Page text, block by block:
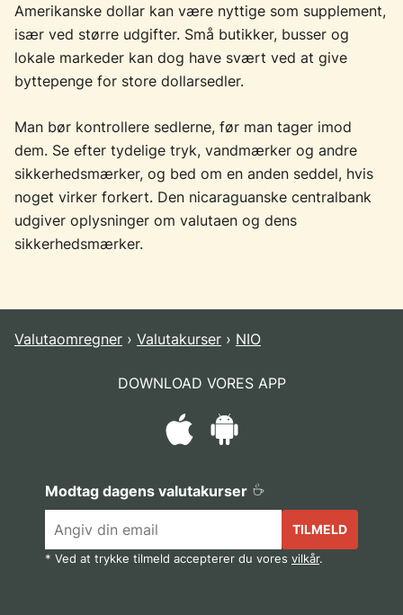
Amerikanske dollar kan være nyttige som supplement,
især ved større udgifter. Små butikker, busser og
lokale markeder kan dog have svært ved at give
byttepenge for store dollarsedler.
Man bør kontrollere sedlerne, før man tager imod
dem. Se efter tydelige tryk, vandmærker og andre
sikkerhedsmærker, og bed om en anden seddel, hvis
noget virker forkert. Den nicaraguanske centralbank
udgiver oplysninger om valutaen og dens
sikkerhedsmærker.
Valutaomregner Valutakurser NIO
DOWNLOAD VORES APP
Modtag dagens valutakurser
TILMELD
* Ved at trykke tilmeld accepterer du vores vilkår.